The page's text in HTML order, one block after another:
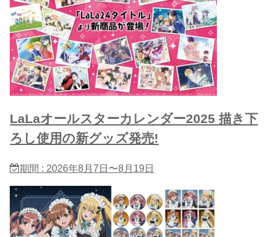
LaLaオールスターカレンダー2025 描き下
ろし使用の新グッズ発売!
期間 : 2026年8月7日〜8月19日